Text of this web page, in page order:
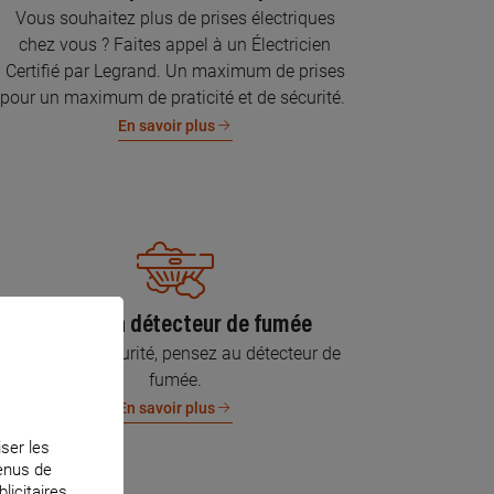
Vous souhaitez plus de prises électriques
chez vous ? Faites appel à un Électricien
Certifié par Legrand. Un maximum de prises
pour un maximum de praticité et de sécurité.
En savoir plus
Pose d’un détecteur de fumée
Pour votre sécurité, pensez au détecteur de
fumée.
En savoir plus
les
de